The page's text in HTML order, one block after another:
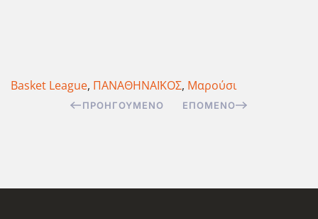
Basket League, ΠΑΝΑΘΗΝΑΪΚΟΣ, Μαρούσι
ΠΡΟΗΓΟΎΜΕΝΟ ΕΠΌΜΕΝΟ